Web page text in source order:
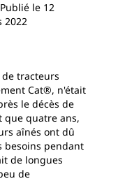
le 12
2022
tracteurs
Cat®, n'était
le décès de
que quatre ans,
aînés ont dû
besoins pendant
de longues
de